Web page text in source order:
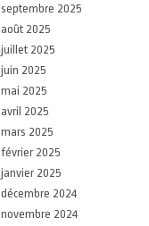
septembre 2025
août 2025
juillet 2025
juin 2025
mai 2025
avril 2025
mars 2025
février 2025
janvier 2025
décembre 2024
novembre 2024